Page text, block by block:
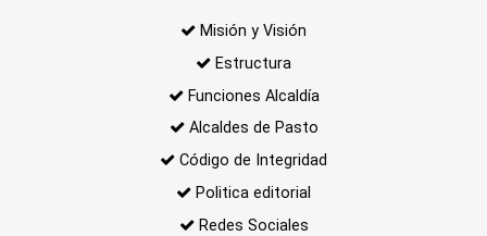
Misión y Visión
Estructura
Funciones Alcaldía
Alcaldes de Pasto
Código de Integridad
Politica editorial
Redes Sociales